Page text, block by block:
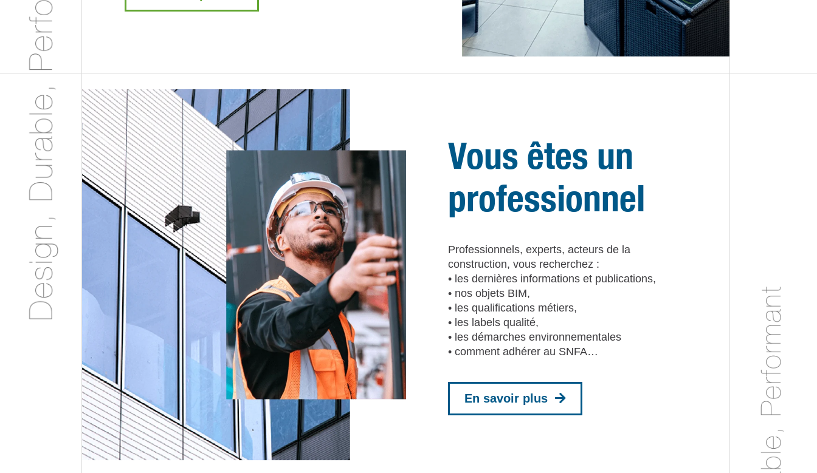
Vous êtes un
professionnel
Professionnels, experts, acteurs de la
construction, vous recherchez :
• les dernières informations et publications,
• nos objets BIM,
• les qualifications métiers,
• les labels qualité,
• les démarches environnementales
• comment adhérer au SNFA…
En savoir plus